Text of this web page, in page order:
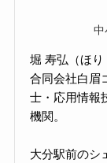
中
堀 寿弘（ほり
合同会社白眉
士・応用情報
機関。
大分駅前のシ